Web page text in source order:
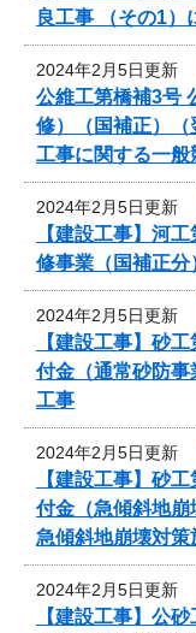
良工事 （その1
2024年2月5日更新
公維工第橋補3号
修）（国補正）
工事に関する一般
2024年2月5日更新
【建設工事】河
修事業（国補正
2024年2月5日更新
【建設工事】砂
付金（通常砂防
工事
2024年2月5日更新
【建設工事】砂
付金（急傾斜地崩
急傾斜地崩壊対策
2024年2月5日更新
【建設工事】公